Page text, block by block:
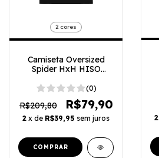
2 cores
Camiseta Oversized
Spider HxH HISO
(0)
R$209,80 R$79,90
2 x de R$39,95 sem juros
COMPRAR
2